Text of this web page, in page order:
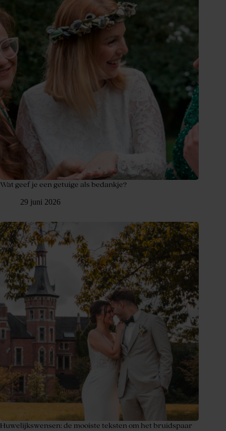
Wat geef je een getuige als bedankje?
29 juni 2026
Huwelijkswensen: de mooiste teksten om het bruidspaar